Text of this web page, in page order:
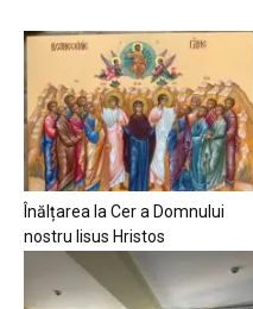
Înălțarea la Cer a Domnului
nostru Iisus Hristos